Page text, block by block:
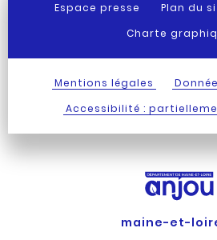
Espace presse Plan du
Charte
Mentions légales
Accessibilité :
maine-et-